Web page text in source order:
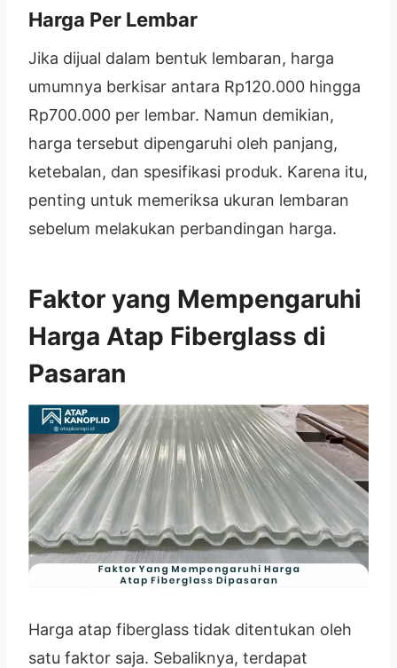
Harga Per Lembar
Jika dijual dalam bentuk lembaran, harga
umumnya berkisar antara Rp120.000 hingga
Rp700.000 per lembar. Namun demikian,
harga tersebut dipengaruhi oleh panjang,
ketebalan, dan spesifikasi produk. Karena itu,
penting untuk memeriksa ukuran lembaran
sebelum melakukan perbandingan harga.
Faktor yang Mempengaruhi
Harga Atap Fiberglass di
Pasaran
Harga atap fiberglass tidak ditentukan oleh
satu faktor saja. Sebaliknya, terdapat